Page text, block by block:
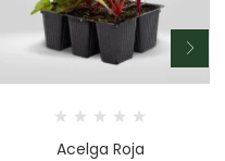
Acelga Roja